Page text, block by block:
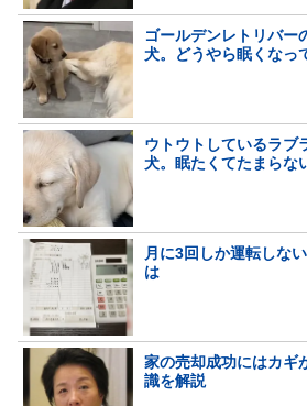
ゴールデンレトリバー
犬。どうやら眠くな
ウトウトしているラブ
犬。眠たくてたまらな
月に3回しか運転しな
は
家の売却成功にはカギ
識を解説